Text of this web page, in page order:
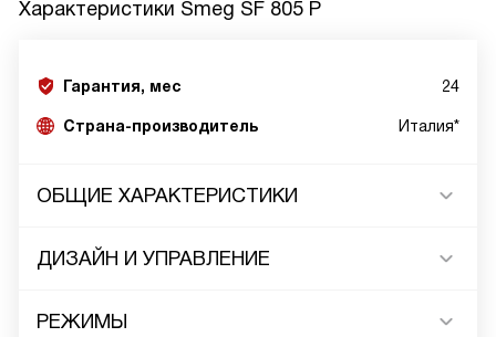
Характеристики Smeg SF 805 P
Гарантия, мес 24
Страна-производитель Италия*
ОБЩИЕ ХАРАКТЕРИСТИКИ
ДИЗАЙН И УПРАВЛЕНИЕ
РЕЖИМЫ